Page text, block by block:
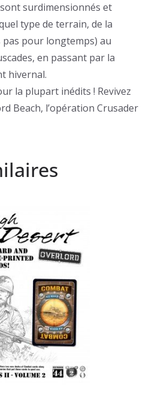
surdimensionnés et
type de terrain, de la
pas pour longtemps) au
en passant par la
hivernal.
la plupart inédits ! Revivez
Beach, l’opération Crusader